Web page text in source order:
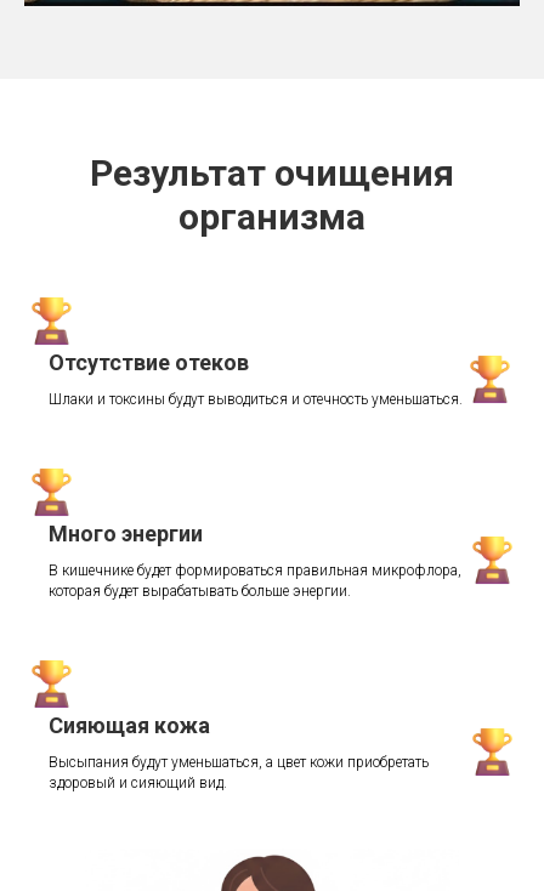
Результат очищения
организма
Отсутствие отеков
Шлаки и токсины будут выводиться и отечность уменьшаться.
Много энергии
В кишечнике будет формироваться правильная микрофлора,
которая будет вырабатывать больше энергии.
Сияющая кожа
Высыпания будут уменьшаться, а цвет кожи приобретать
здоровый и сияющий вид.